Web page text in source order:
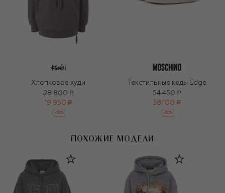
Хлопковое худи
28 800 ₽
19 950 ₽
-30%
Текстильные кеды Edge
54 450 ₽
38 100 ₽
-30%
ПОХОЖИЕ МОДЕЛИ